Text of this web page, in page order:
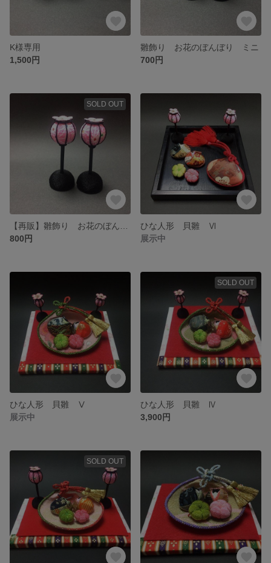
K様専用
1,500円
雛飾り お花のぼんぼり ミニ
700円
SOLD OUT
800円
ひな人形 貝雛 Ⅵ
展示中
ひな人形 貝雛 Ⅴ
展示中
SOLD OUT
ひな人形 貝雛 Ⅳ
3,900円
SOLD OUT